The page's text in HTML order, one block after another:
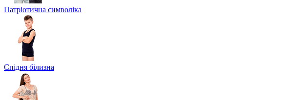
Патріотична символіка
Спідня білизна